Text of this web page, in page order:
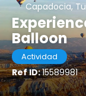
Capadocia,
Balloon
Actividad
Ref ID:15589981